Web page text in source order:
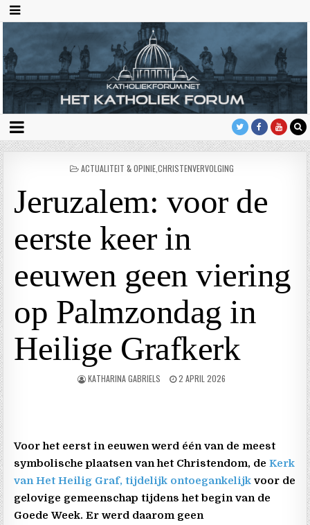
GEPLAATST
ACTUALITEIT & OPINIE,CHRISTENVERVOLGING
Jeruzalem: voor de
eerste keer in
eeuwen geen viering
op Palmzondag in
Heilige Grafkerk
KATHARINA GABRIELS 2 APRIL 2026
Voor het eerst in eeuwen werd één van de meest
symbolische plaatsen van het Christendom, deKerk
van Het Heilig Graf, tijdelijk ontoegankelijk voor de
gelovige gemeenschap tijdens het begin van de
Goede Week. Er werd daarom geen